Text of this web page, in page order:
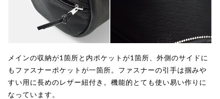
メインの収納が1箇所と内ポケットが1箇所、外側のサイドに
もファスナーポケットが一箇所。ファスナーの引手は掴みや
すい用に長めのレザー紐付き。機能的とても使い易い作りに
なっています。